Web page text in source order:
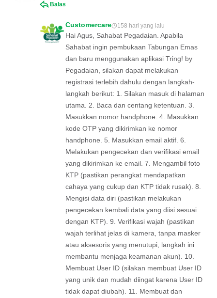
Balas
Customercare 158 hari yang lalu
Hai Agus, Sahabat Pegadaian. Apabila
Sahabat ingin pembukaan Tabungan Emas
dan baru menggunakan aplikasi Tring! by
Pegadaian, silakan dapat melakukan
registrasi terlebih dahulu dengan langkah-
langkah berikut: 1. Silakan masuk di halaman
utama. 2. Baca dan centang ketentuan. 3.
Masukkan nomor handphone. 4. Masukkan
kode OTP yang dikirimkan ke nomor
handphone. 5. Masukkan email aktif. 6.
Melakukan pengecekan dan verifikasi email
yang dikirimkan ke email. 7. Mengambil foto
KTP (pastikan perangkat mendapatkan
cahaya yang cukup dan KTP tidak rusak). 8.
Mengisi data diri (pastikan melakukan
pengecekan kembali data yang diisi sesuai
dengan KTP). 9. Verifikasi wajah (pastikan
wajah terlihat jelas di kamera, tanpa masker
atau aksesoris yang menutupi, langkah ini
membantu menjaga keamanan akun). 10.
Membuat User ID (silakan membuat User ID
yang unik dan mudah diingat karena User ID
tidak dapat diubah). 11. Membuat dan